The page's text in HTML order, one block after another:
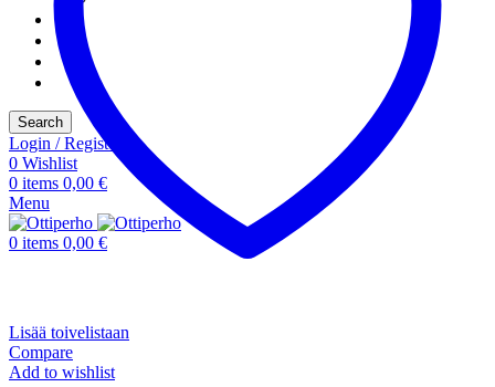
Siimat
Tarvikkeet
Tietosuoja
Uncategorized
Search
Login / Register
0 Wishlist
0 items 0,00 €
Menu
0 items 0,00 €
Lisää toivelistaan
Compare
Add to wishlist